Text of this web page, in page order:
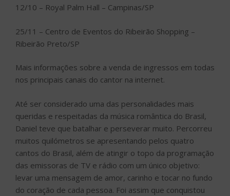
12/10 – Royal Palm Hall – Campinas/SP
25/11 – Centro de Eventos do Ribeirão Shopping –
Ribeirão Preto/SP
Mais informações sobre a venda de ingressos em todas
nos principais canais do cantor na internet.
Até ser considerado uma das personalidades mais
queridas e respeitadas da música romântica do Brasil,
Daniel teve que batalhar e perseverar muito. Percorreu
muitos quilómetros se apresentando pelos quatro
cantos do Brasil, além de atingir o topo da programação
das emissoras de TV e rádio com um único objetivo:
levar uma mensagem de amor, carinho e tocar no fundo
do coração de cada pessoa. Foi assim que conquistou